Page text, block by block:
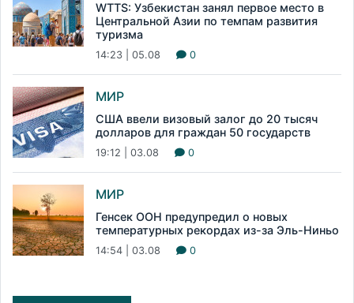
WTTS: Узбекистан занял первое место в
Центральной Азии по темпам развития
туризма
14:23 | 05.08 0
МИР
США ввели визовый залог до 20 тысяч
долларов для граждан 50 государств
19:12 | 03.08 0
МИР
Генсек ООН предупредил о новых
температурных рекордах из-за Эль-Ниньо
14:54 | 03.08 0